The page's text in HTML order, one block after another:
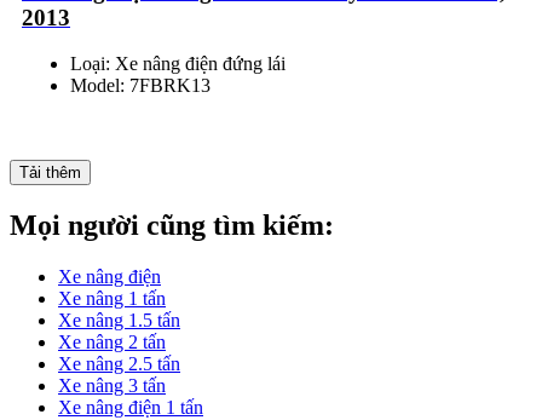
2013
Loại: Xe nâng điện đứng lái
Model: 7FBRK13
Tải thêm
Mọi người cũng tìm kiếm:
Xe nâng điện
Xe nâng 1 tấn
Xe nâng 1.5 tấn
Xe nâng 2 tấn
Xe nâng 2.5 tấn
Xe nâng 3 tấn
Xe nâng điện 1 tấn